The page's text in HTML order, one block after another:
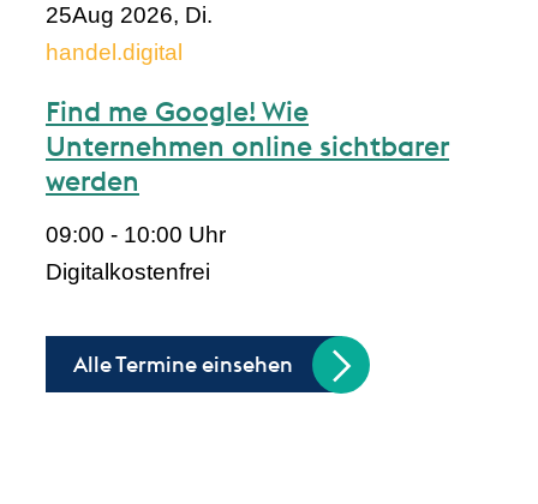
25Aug 2026, Di.
handel.digital
Find me Google! Wie
Unternehmen online sichtbarer
werden
09:00 - 10:00 Uhr
Digital kostenfrei
Alle Termine einsehen